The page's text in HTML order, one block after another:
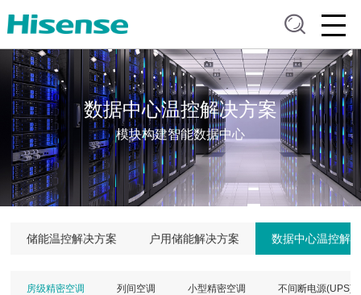
数据中心温控解决方案
模块构建智能数据中心
储能温控解决方案 户用储能解决方案 数据中心温控解
房级精密空调 列间空调 小型精密空调 不间断电源(UPS)